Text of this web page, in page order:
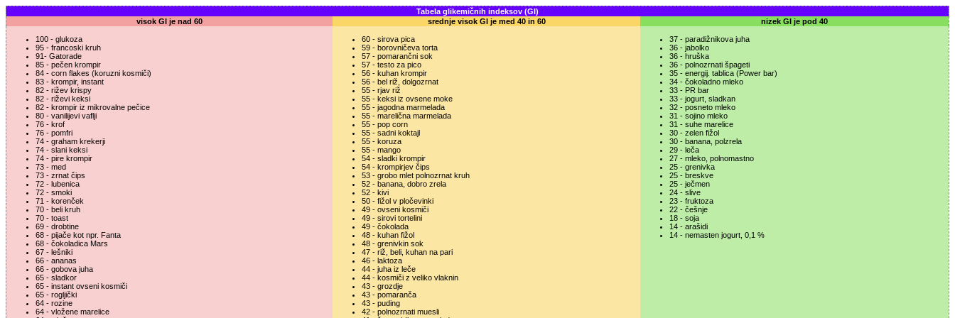
Tabela glikemičnih indeksov (GI)
visok GI je nad 60
srednje visok GI je med 40 in 60 nizek GI je pod 40
100 - glukoza
95 - francoski kruh
91- Gatorade
85 - pečen krompir
84 - corn flakes (koruzni kosmiči)
83 - krompir, instant
82 - rižev krispy
82 - riževi keksi
82 - krompir iz mikrovalne pečice
80 - vanilijevi vaflji
76 - krof
76 - pomfri
74 - graham krekerji
74 - slani keksi
74 - pire krompir
73 - med
73 - zrnat čips
72 - lubenica
72 - smoki
71 - korenček
70 - beli kruh
70 - toast
69 - drobtine
68 - pijače kot npr. Fanta
68 - čokoladica Mars
67 - lešniki
66 - ananas
66 - gobova juha
65 - sladkor
65 - instant ovseni kosmiči
65 - rogljički
64 - rozine
64 - vložene marelice
60 - sirova pica
59 - borovničeva torta
57 - pomarančni sok
57 - testo za pico
56 - kuhan krompir
56 - bel riž, dolgozrnat
55 - rjav riž
55 - keksi iz ovsene moke
55 - jagodna marmelada
55 - marelična marmelada
55 - pop corn
55 - sadni koktajl
55 - koruza
55 - mango
54 - sladki krompir
54 - krompirjev čips
53 - grobo mlet polnozrnat kruh
52 - banana, dobro zrela
52 - kivi
50 - fižol v pločevinki
49 - ovseni kosmiči
49 - sirovi tortelini
49 - čokolada
48 - kuhan fižol
48 - grenivkin sok
47 - riž, beli, kuhan na pari
46 - laktoza
44 - juha iz leče
44 - kosmiči z veliko vlaknin
43 - grozdje
43 - pomaranča
43 - puding
42 - polnozrnati muesli
37 - paradižnikova juha
36 - jabolko
36 - hruška
36 - polnozrnati špageti
35 - energij. tablica (Power bar)
34 - čokoladno mleko
33 - PR bar
33 - jogurt, sladkan
32 - posneto mleko
31 - sojino mleko
31 - suhe marelice
30 - zelen fižol
30 - banana, polzrela
29 - leča
27 - mleko, polnomastno
25 - grenivka
25 - breskve
25 - ječmen
24 - slive
23 - fruktoza
22 - češnje
18 - soja
14 - arašidi
14 - nemasten jogurt, 0,1 %